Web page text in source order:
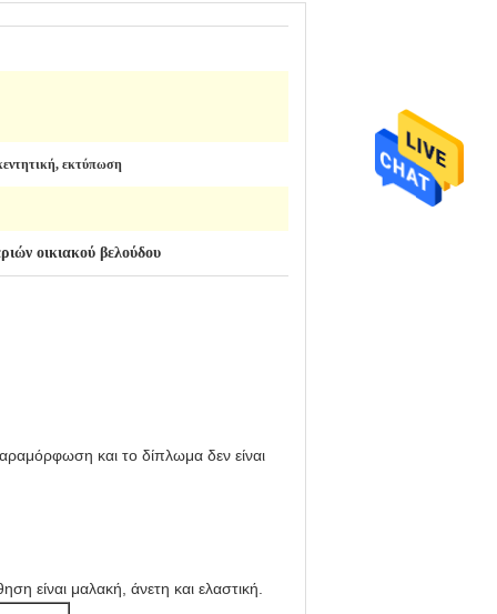
εκτύπωση
οικιακού βελούδου
και το δίπλωμα δεν είναι
είναι μαλακή, άνετη και ελαστική.